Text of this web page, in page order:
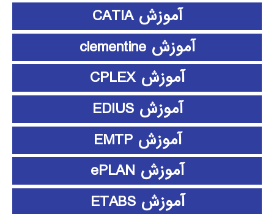
آموزش CATIA
آموزش clementine
آموزش CPLEX
آموزش EDIUS
آموزش EMTP
آموزش ePLAN
آموزش ETABS